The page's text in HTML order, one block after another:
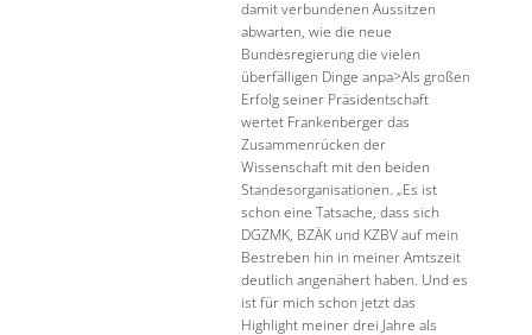
damit verbundenen Aussitzen
abwarten, wie die neue
Bundesregierung die vielen
überfälligen Dinge anpa>Als großen
Erfolg seiner Präsidentschaft
wertet Frankenberger das
Zusammenrücken der
Wissenschaft mit den beiden
Standesorganisationen. „Es ist
schon eine Tatsache, dass sich
DGZMK, BZÄK und KZBV auf mein
Bestreben hin in meiner Amtszeit
deutlich angenähert haben. Und es
ist für mich schon jetzt das
Highlight meiner drei Jahre als